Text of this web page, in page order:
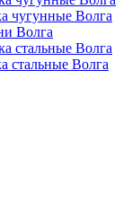
чугунные Волга
Волга
стальные Волга
стальные Волга